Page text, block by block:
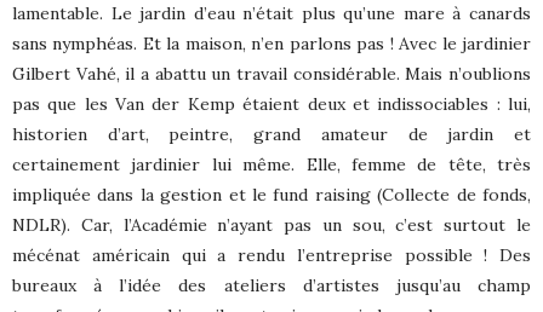
lamentable. Le jardin d’eau n’était plus qu’une mare à canards
sans nymphéas. Et la maison, n’en parlons pas ! Avec le jardinier
Gilbert Vahé, il a abattu un travail considérable. Mais n’oublions
pas que les Van der Kemp étaient deux et indissociables : lui,
historien d’art, peintre, grand amateur de jardin et
certainement jardinier lui même. Elle, femme de tête, très
impliquée dans la gestion et le fund raising (Collecte de fonds,
NDLR). Car, l’Académie n’ayant pas un sou, c’est surtout le
mécénat américain qui a rendu l’entreprise possible ! Des
bureaux à l’idée des ateliers d’artistes jusqu’au champ